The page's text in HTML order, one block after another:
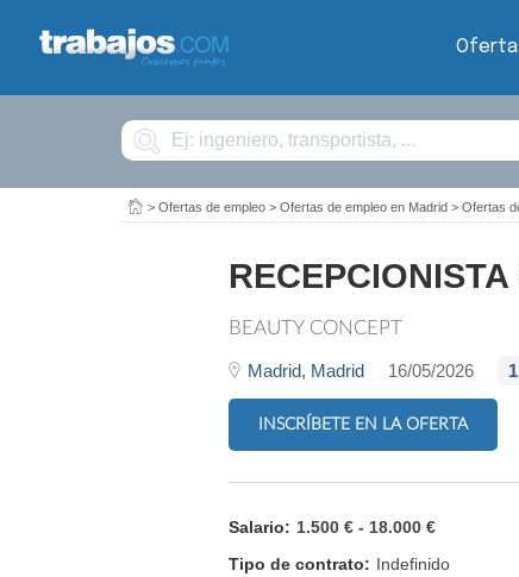
Buscar
> Ofertas de empleo > Ofertas de empleo en Madrid > Ofertas
BEAUTY CONCEPT
Madrid, Madrid 16/05/2026
INSCRÍBETE EN LA OFERTA
Salario: 1.500 € - 18.000 €
Tipo de contrato: Indefinido